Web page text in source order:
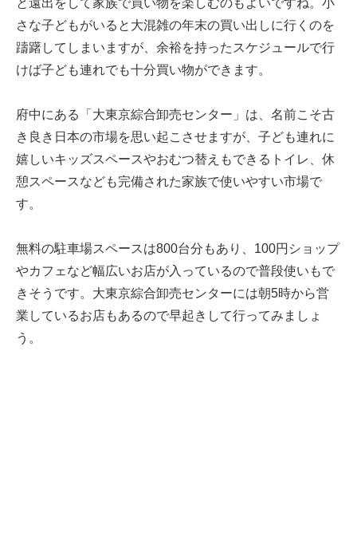
さな子どもがいると大混雑の年末の買い出しに行くのを
躊躇してしまいますが、余裕を持ったスケジュールで行
けば子ども連れでも十分買い物ができます。
府中にある「大東京綜合卸売センター」は、名前こそ古
き良き日本の市場を思い起こさせますが、子ども連れに
嬉しいキッズスペースやおむつ替えもできるトイレ、休
憩スペースなども完備された家族で使いやすい市場で
す。
無料の駐車場スペースは800台分もあり、100円ショップ
やカフェなど幅広いお店が入っているので普段使いもで
きそうです。大東京綜合卸売センターには朝5時から営
業しているお店もあるので早起きして行ってみましょ
う。